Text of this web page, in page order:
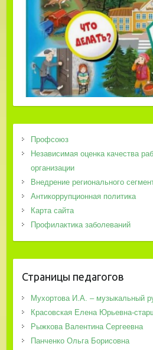
Профсоюз
Независимая оценка качества
организации
Внедрение регионального
Антикоррупционная политика
Карта сайта
Профилактика заболеваний
Страницы педагогов
Мухортова И.А. – музыкальный
Красовская Елена Юрьевна-
Рыжкова Валентина Сергеевна
Панченко Ольга Борисовна